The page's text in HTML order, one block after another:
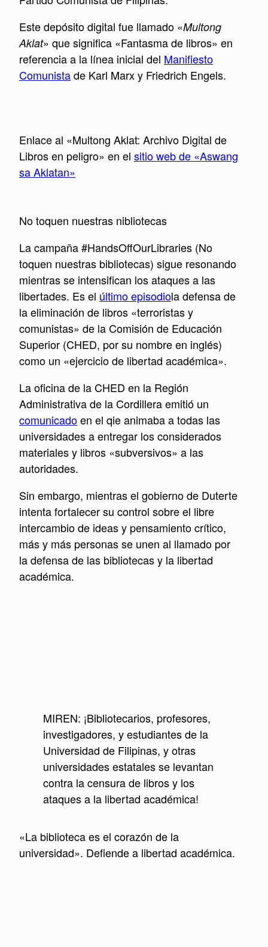
Este depósito digital fue llamado «Multong
Aklat» que significa «Fantasma de libros» en
referencia a la línea inicial del Manifiesto
Comunistade Karl Marx y Friedrich Engels.
Enlace al «Multong Aklat: Archivo Digital de
Libros en peligro» en el sitio web de «Aswang
sa Aklatan»
No toquen nuestras nibliotecas
La campaña #HandsOffOurLibraries (No
toquen nuestras bibliotecas) sigue resonando
mientras se intensifican los ataques a las
libertades. Es el último episodiola defensa de
la eliminación de libros «terroristas y
comunistas» de la Comisión de Educación
Superior (CHED, por su nombre en inglés)
como un «ejercicio de libertad académica».
La oficina de la CHED en la Región
Administrativa de la Cordillera emitió un
comunicadoen el qie animaba a todas las
universidades a entregar los considerados
materiales y libros «subversivos» a las
autoridades.
Sin embargo, mientras el gobierno de Duterte
intenta fortalecer su control sobre el libre
intercambio de ideas y pensamiento crítico,
más y más personas se unen al llamado por
la defensa de las bibliotecas y la libertad
académica.
MIREN: ¡Bibliotecarios, profesores,
investigadores, y estudiantes de la
Universidad de Filipinas, y otras
universidades estatales se levantan
contra la censura de libros y los
ataques a la libertad académica!
«La biblioteca es el corazón de la
universidad». Defiende a libertad académica.